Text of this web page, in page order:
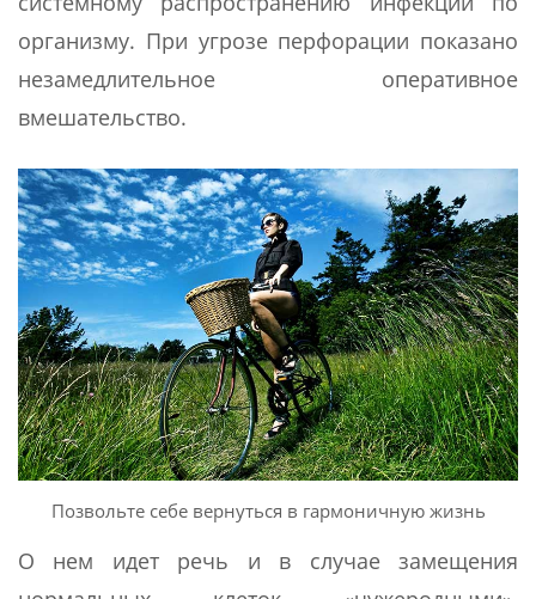
организму. При угрозе перфорации показано
незамедлительное оперативное
вмешательство.
Позвольте себе вернуться в гармоничную жизнь
О нем идет речь и в случае замещения